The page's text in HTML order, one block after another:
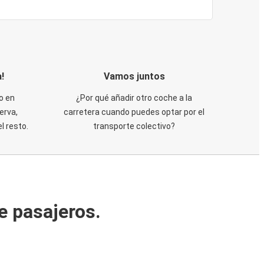
en
resto.
Vamos juntos
¿Por qué añadir otro coche a la
carretera cuando puedes optar por el
transporte colectivo?
pasajeros.